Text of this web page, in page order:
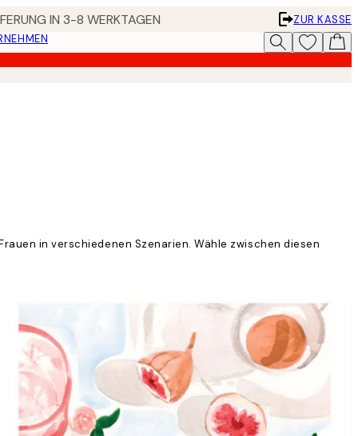
IN 3-8 WERKTAGEN
ZUR KASSE
in verschiedenen Szenarien. Wähle zwischen diesen